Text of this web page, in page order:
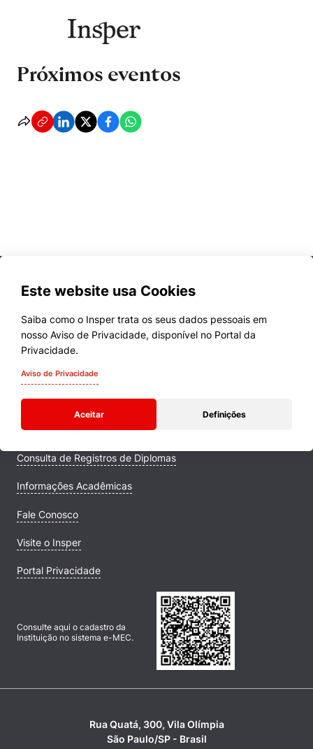
Próximos eventos
Este website usa Cookies
Saiba como o Insper trata os seus dados pessoais em
nosso Aviso de Privacidade, disponível no Portal da
Privacidade.
Aviso de Privacidade
Aceitar Definições
Cursos
Quem Somos
Comunidade Transforme
Campus
Consulta de Registros de Diplomas
Informações Acadêmicas
Fale Conosco
Visite o Insper
Portal Privacidade
Consulte aqui o cadastro da
Instituição no sistema e-MEC.
Rua Quatá, 300, Vila Olímpia
São Paulo/SP - Brasil